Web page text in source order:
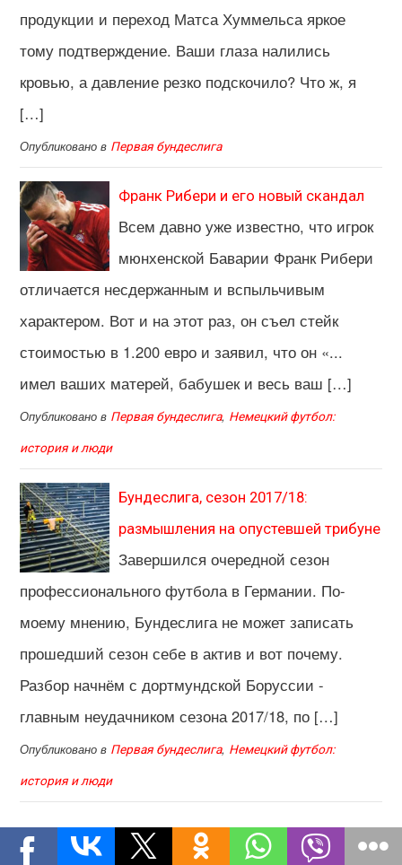
продукции и переход Матса Хуммельса яркое
тому подтверждение. Ваши глаза налились
кровью, а давление резко подскочило? Что ж, я
[…]
Опубликовано в Первая бундеслига
Франк Рибери и его новый скандал
Всем давно уже известно, что игрок
мюнхенской Баварии Франк Рибери
отличается несдержанным и вспыльчивым
характером. Вот и на этот раз, он съел стейк
стоимостью в 1.200 евро и заявил, что он «...
имел ваших матерей, бабушек и весь ваш […]
Опубликовано в Первая бундеслига, Немецкий футбол:
история и люди
Бундеслига, сезон 2017/18:
размышления на опустевшей трибуне
Завершился очередной сезон
профессионального футбола в Германии. По-
моему мнению, Бундеслига не может записать
прошедший сезон себе в актив и вот почему.
Разбор начнём с дортмундской Боруссии -
главным неудачником сезона 2017/18, по […]
Опубликовано в Первая бундеслига, Немецкий футбол:
история и люди